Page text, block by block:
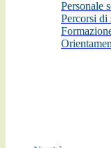
Personale
Percorsi di